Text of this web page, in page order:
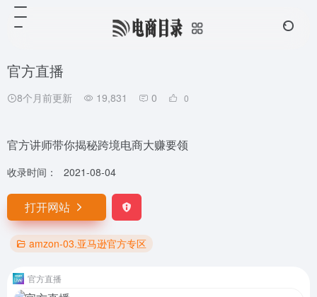
官方直播
8个月前更新 19,831 0 0
官方讲师带你揭秘跨境电商大赚要领
收录时间： 2021-08-04
打开网站
amzon-03.亚马逊官方专区
官方直播